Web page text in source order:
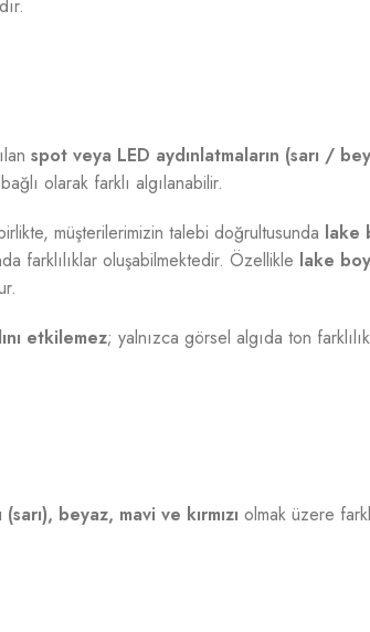
spot veya LED aydınlatmaların (sarı /
bağlı olarak farklı algılanabilir.
müşterilerimizin talebi doğrultusunda lake
farklılıklar oluşabilmektedir. Özellikle lake
etkilemez; yalnızca görsel algıda ton
(sarı), beyaz, mavi ve kırmızı olmak üzere